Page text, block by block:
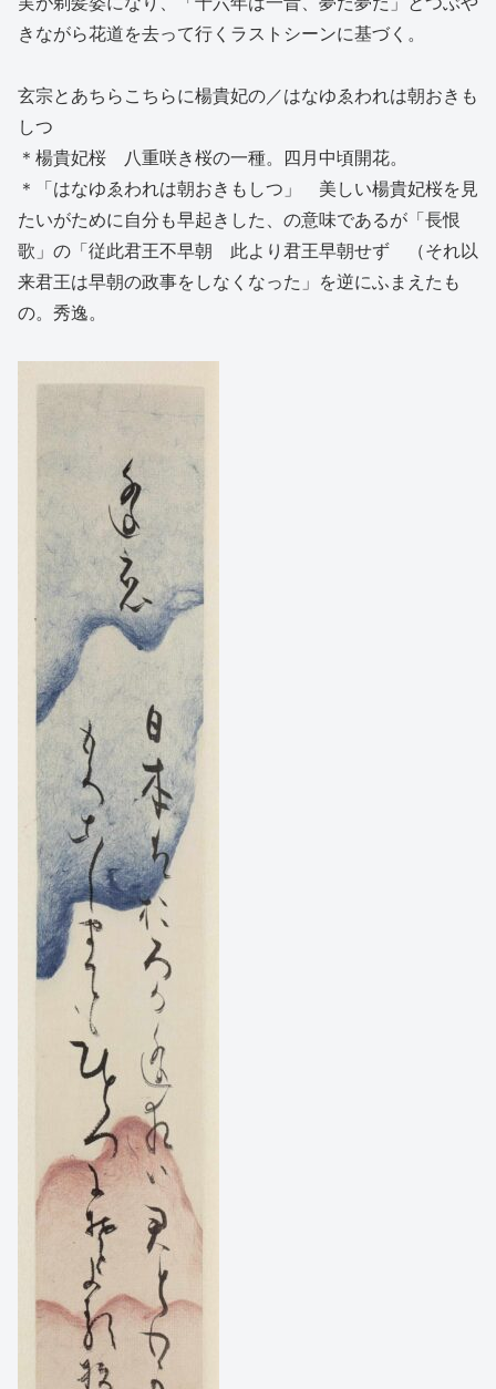
きながら花道を去って行くラストシーンに基づく。
玄宗とあちらこちらに楊貴妃の／はなゆゑわれは朝おきも
しつ
＊楊貴妃桜 八重咲き桜の一種。四月中頃開花。
＊「はなゆゑわれは朝おきもしつ」 美しい楊貴妃桜を見
たいがために自分も早起きした、の意味であるが「長恨
歌」の「従此君王不早朝 此より君王早朝せず （それ以
来君王は早朝の政事をしなくなった」を逆にふまえたも
の。秀逸。